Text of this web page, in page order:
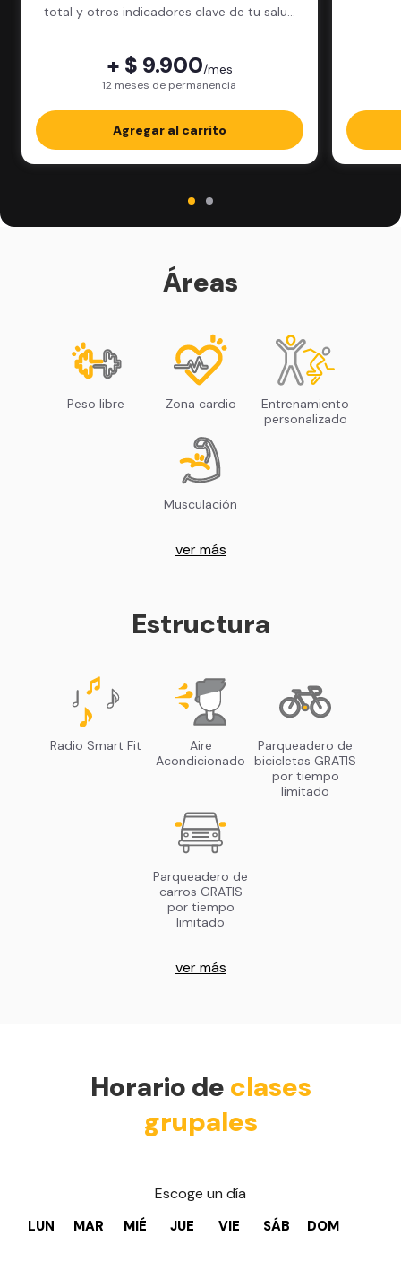
total y otros indicadores clave de tu salud
+ $ 9.900/mes
12 meses de permanencia
Agregar al carrito
Áreas
Peso libre Zona cardio
Entrenamiento
personalizado
Musculación
ver más
Estructura
Radio Smart Fit
Aire
Acondicionado
Parqueadero de
bicicletas GRATIS
por tiempo
limitado
Parqueadero de
carros GRATIS
por tiempo
limitado
ver más
Horario de clases
grupales
Escoge un día
LUN MAR MIÉ JUE VIE SÁB DOM